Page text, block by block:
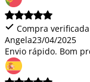
Compra verificada
Angela23/04/2025
Envio rápido. Bom